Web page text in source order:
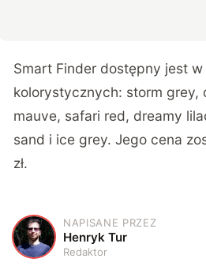
Smart Finder dostępny jest
kolorystycznych: storm grey,
mauve, safari red, dreamy
sand i ice grey. Jego cena
zł.
H
NAPISANE PRZEZ
Henryk Tur
Redaktor